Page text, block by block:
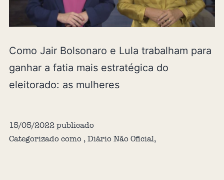
Como Jair Bolsonaro e Lula trabalham para
ganhar a fatia mais estratégica do
eleitorado: as mulheres
15/05/2022publicado
Categorizado como , Diário Não Oficial,